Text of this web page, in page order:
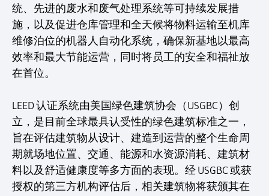
统、先进的废水和废气处理系统等可持续发展措
施，以及促进仓库管理和全天候将物料运输至机库
维修泊位的机器人自动化系统，确保新基地以最高
效率和最大节能运营，同时将员工的安全和福祉放
在首位。
LEED 认证系统由美国绿色建筑协会（USGBC）创
立，是目前全球最具认受性的绿色建筑标准之一，
旨在评估建筑物从设计、建造到运营的整个生命周
期就场地位置、交通、能源和水资源消耗、建筑材
料以及舒适健康度等多方面的表现。经 USGBC 或获
授权的第三方机构评估后，相关建筑物将获颁其在